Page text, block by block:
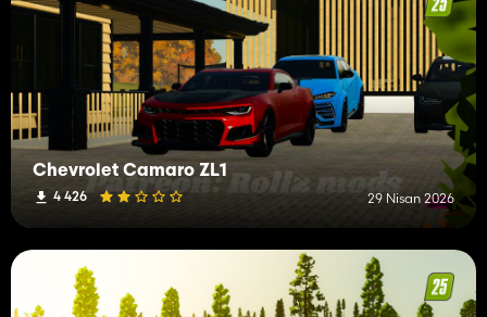
Chevrolet Camaro ZL1
4 426 29 Nisan 2026